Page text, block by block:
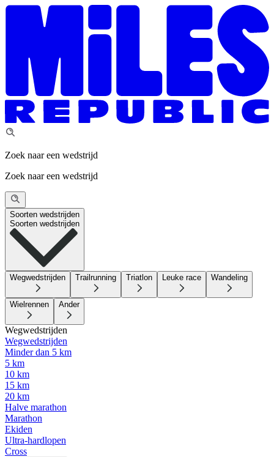
Zoek naar een wedstrijd
Zoek naar een wedstrijd
Soorten wedstrijden
Soorten wedstrijden
Wegwedstrijden Trailrunning Triatlon Leuke race Wandeling
Wielrennen Ander
Wegwedstrijden
Wegwedstrijden
Minder dan 5 km
5 km
10 km
15 km
20 km
Halve marathon
Marathon
Ekiden
Ultra-hardlopen
Cross